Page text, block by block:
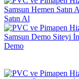
Satın Al
Demo